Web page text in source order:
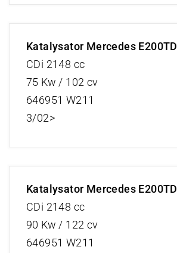
Katalysator Mercedes E200TD
CDi 2148 cc
75 Kw / 102 cv
646951 W211
3/02>
Katalysator Mercedes E200TD
CDi 2148 cc
90 Kw / 122 cv
646951 W211